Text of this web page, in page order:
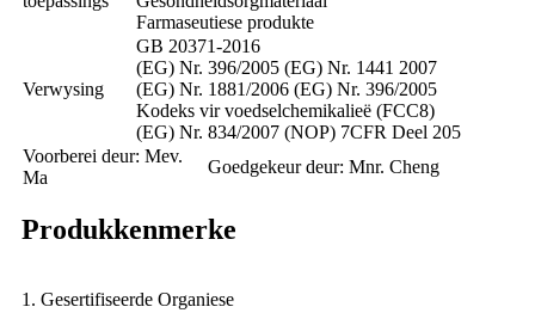
Farmaseutiese produkte
Verwysing
GB 20371-2016
(EG) Nr. 396/2005 (EG) Nr. 1441 2007
(EG) Nr. 1881/2006 (EG) Nr. 396/2005
Kodeks vir voedselchemikalieë (FCC8)
(EG) Nr. 834/2007 (NOP) 7CFR Deel 205
Voorberei deur: Mev.
Ma
Goedgekeur deur: Mnr. Cheng
Produkkenmerke
1. Gesertifiseerde Organiese